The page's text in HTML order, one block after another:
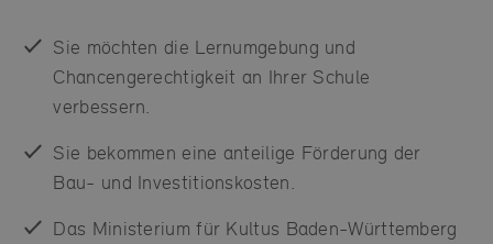
Sie möchten die Lernumgebung und
Chancengerechtigkeit an Ihrer Schule
verbessern.
Sie bekommen eine anteilige Förderung der
Bau- und Investitionskosten.
Das Ministerium für Kultus Baden-Württemberg